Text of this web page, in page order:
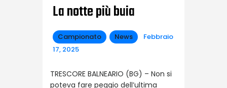
La notte più buia
Campionato News
Febbraio
17, 2025
TRESCORE BALNEARIO (BG) – Non si
poteva fare peggio dell’ultima